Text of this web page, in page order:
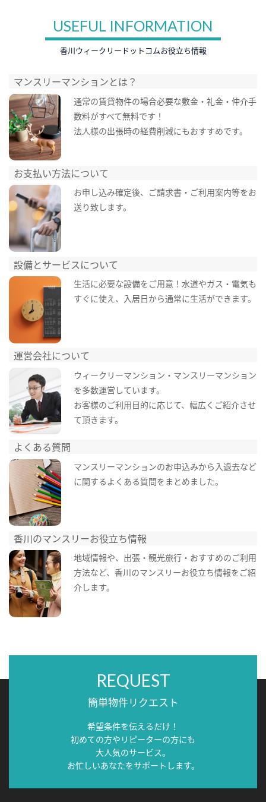
USEFUL INFORMATION
香川ウィークリードットコムお役立ち情報
マンスリーマンションとは？
通常の賃貸物件の場合必要な敷金・礼金・仲介手
数料がすべて無料です！
法人様の出張時の経費削減にもおすすめです。
お支払い方法について
お申し込み確定後、ご請求書・ご利用案内等をお
送り致します。
設備とサービスについて
生活に必要な設備をご用意！水道やガス・電気も
すぐに使え、入居日から通常に生活ができます。
運営会社について
ウィークリーマンション・マンスリーマンション
を多数運営しています。
お客様のご利用目的に応じて、幅広くご紹介させ
て頂きます。
よくある質問
マンスリーマンションのお申込みから入退去など
に関するよくある質問をまとめました。
香川のマンスリーお役立ち情報
地域情報や、出張・観光旅行・おすすめのご利用
方法など、香川のマンスリーお役立ち情報をご紹
介します。
REQUEST
簡単物件リクエスト
希望条件を伝えるだけ！
初めての方やリピーターの方にも
大人気のサービス。
お忙しいあなたをサポートします。